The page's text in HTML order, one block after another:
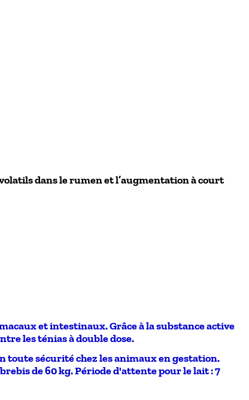
dans le rumen et l’augmentation à court
et intestinaux. Grâce à la substance active
les ténias à double dose.
sécurité chez les animaux en gestation.
de 60 kg. Période d'attente pour le lait : 7